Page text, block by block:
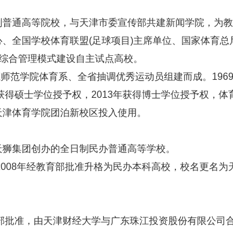
高等院校，与天津市委宣传部共建新闻学院，为
全国学校体育联盟(足球项目)主席单位、国家体育总
合管理模式建设自主试点高校。
学院体育系、全省抽调优秀运动员组建而成。
硕士学位授予权，2013年获得博士学位授予权，体
体育学院团泊新校区投入使用。
团创办的全日制民办普通高等学校。
年经教育部批准升格为民办本科高校，校名更名为
，由天津财经大学与广东珠江投资股份有限公司